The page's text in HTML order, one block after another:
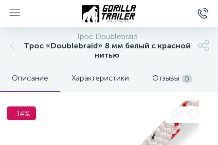
Трос Doublebraid
Трос «Doublebraid» 8 мм белый с красной
нитью
Описание Характеристики Отзывы 0
-14%